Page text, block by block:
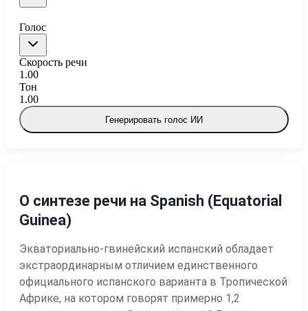
Голос
Скорость речи
1.00
Тон
1.00
Генерировать голос ИИ
О синтезе речи на Spanish (Equatorial
Guinea)
Экваториально-гвинейский испанский обладает
экстраординарным отличием единственного
официального испанского варианта в Тропической
Африке, на котором говорят примерно 1,2